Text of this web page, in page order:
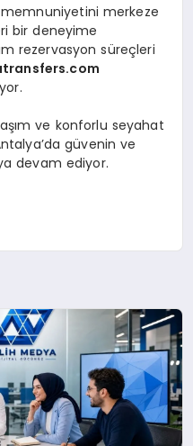
memnuniyetini merkeze
bir deneyime
rezervasyon süreçleri
ve konforlu seyahat
güvenin ve
devam ediyor.